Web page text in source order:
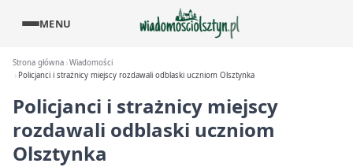
MENU
Strona główna Wiadomości
Policjanci i strażnicy miejscy rozdawali odblaski uczniom Olsztynka
Policjanci i strażnicy miejscy
rozdawali odblaski uczniom
Olsztynka